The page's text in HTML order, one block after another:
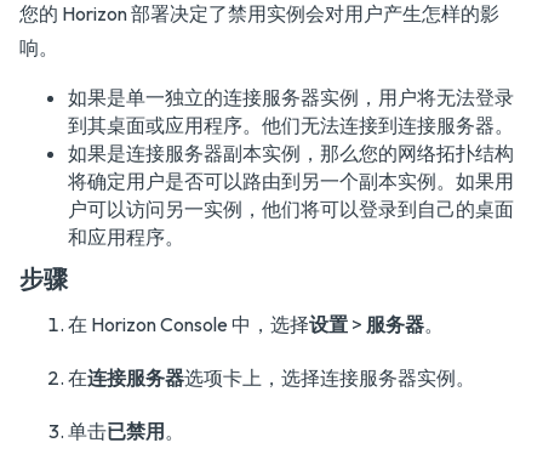
您的 Horizon 部署决定了禁用实例会对用户产生怎样的影
响。
如果是单一独立的连接服务器实例，用户将无法登录
到其桌面或应用程序。他们无法连接到连接服务器。
如果是连接服务器副本实例，那么您的网络拓扑结构
将确定用户是否可以路由到另一个副本实例。如果用
户可以访问另一实例，他们将可以登录到自己的桌面
和应用程序。
步骤
在 Horizon Console 中，选择设置 > 服务器。
在连接服务器选项卡上，选择连接服务器实例。
单击已禁用 。